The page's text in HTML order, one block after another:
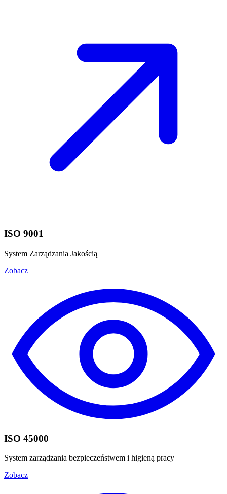
ISO 9001
System Zarządzania Jakością
Zobacz
ISO 45000
System zarządzania bezpieczeństwem i higieną pracy
Zobacz